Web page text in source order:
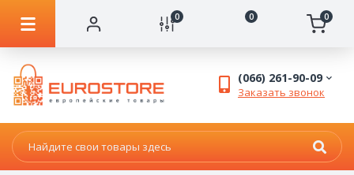
0 0 0
(066) 261-90-09
Заказать звонок